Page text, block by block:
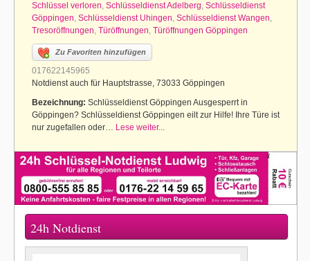
Schlüssel verloren, Schlüsseldienst Adelberg, Schlüsseldienst
Göppingen, Schlüsseldienst Uhingen, Schlüsseldienst Wangen,
Tresoröffnungen, Türöffnungen, Türöffnungen Göppingen
Zu Favoriten hinzufügen
017622145965
Notdienst auch für Hauptstrasse, 73033 Göppingen
Bezeichnung: Schlüsseldienst Göppingen Ausgesperrt in
Göppingen? Schlüsseldienst Göppingen eilt zur Hilfe! Ihre Türe ist
nur zugefallen oder… Lese weiter...
24h Notdienst